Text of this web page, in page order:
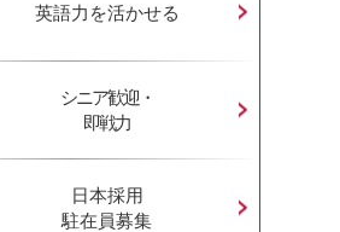
英語力を活かせる
シニア歓迎・
即戦力
日本採用
駐在員募集